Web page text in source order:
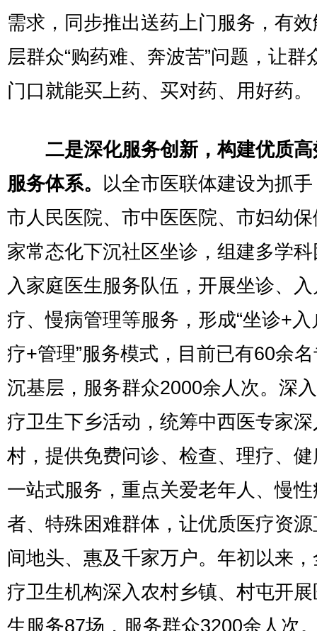
需求，同步推出送药上门服务，有
层群众“购药难、奔波苦”问题，让群
门口就能买上药、买对药、用好药。
二是深化服务创新，构建优质
服务体系。 以全市医联体建设为抓
市人民医院、市中医医院、市妇幼
家常态化下沉社区坐诊，组建多学
入家庭医生服务队伍，开展坐诊、
疗、慢病管理等服务，形成“坐诊+入
疗+管理”服务模式，目前已有60余
沉基层，服务群众2000余人次。深
疗卫生下乡活动，统筹中西医专家
村，提供免费问诊、检查、理疗、
一站式服务，重点关爱老年人、慢
者、特殊困难群体，让优质医疗资
间地头、惠及千家万户。年初以来
疗卫生机构深入农村乡镇、村屯开
生服务87场，服务群众3200余人次